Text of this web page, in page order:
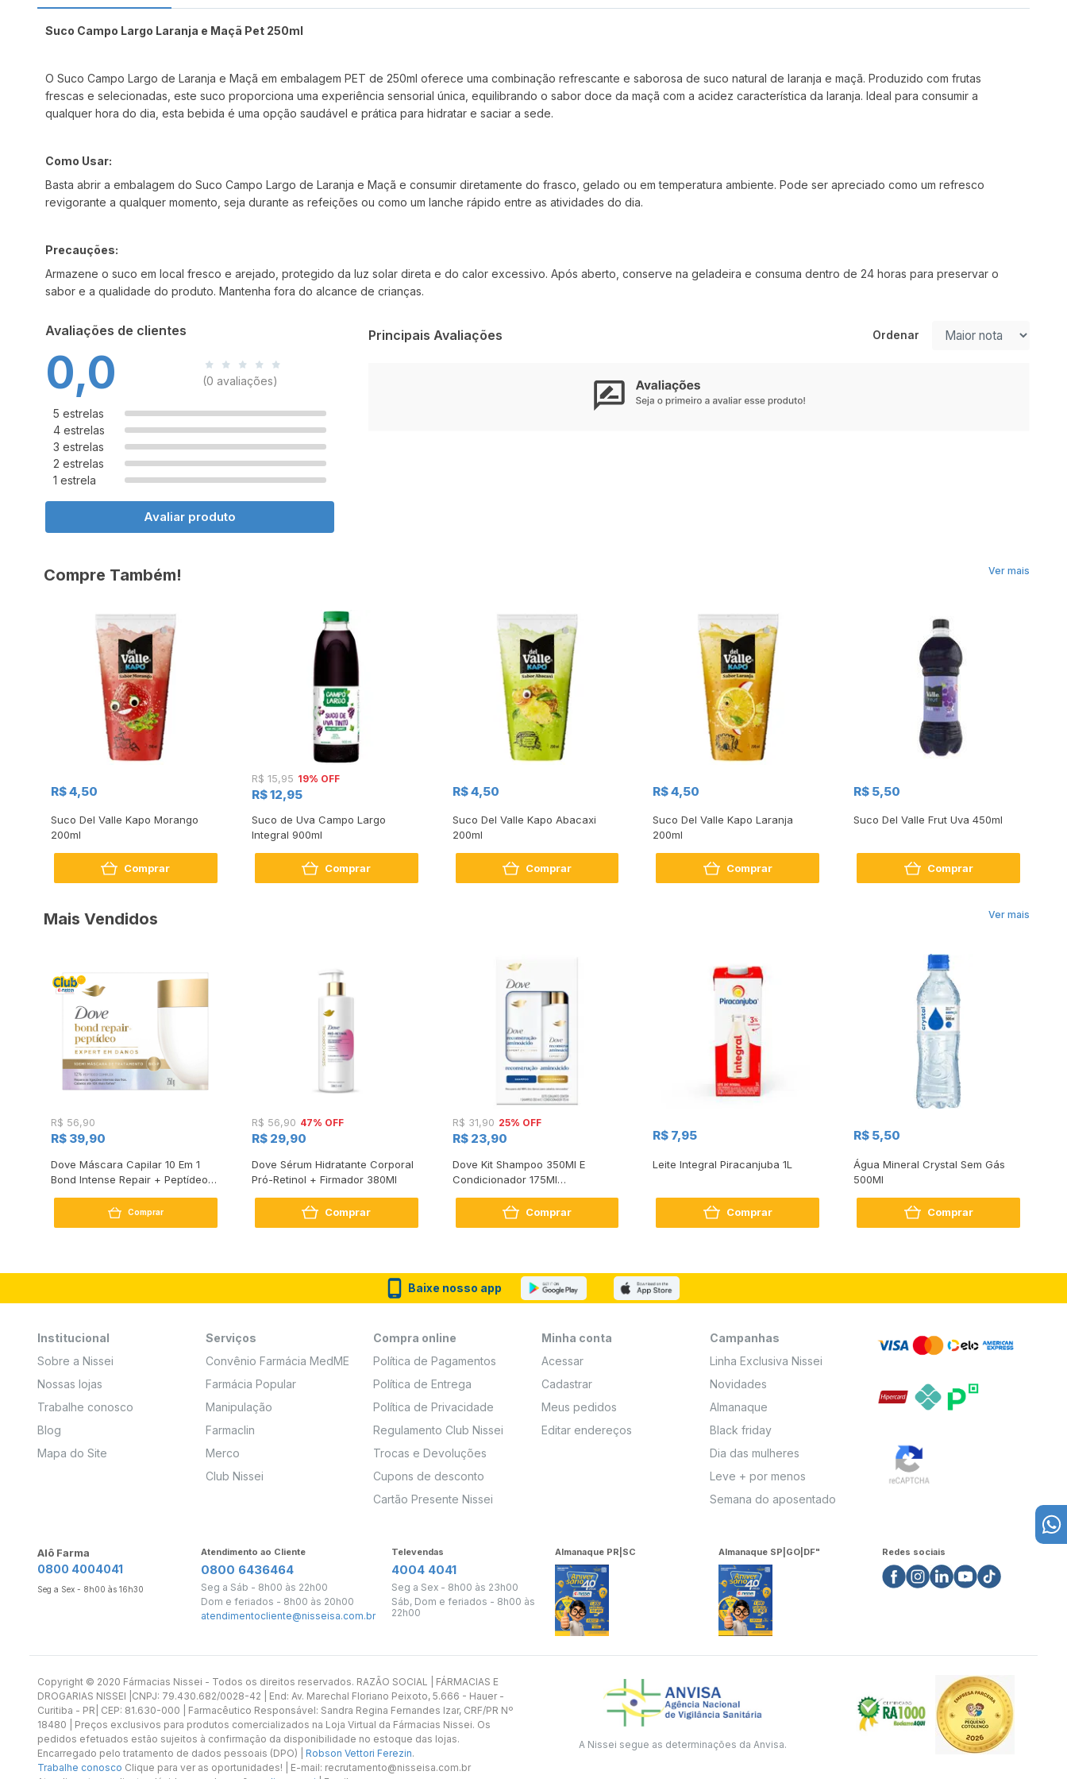
Suco Campo Largo Laranja e Maçã Pet 250ml
O Suco Campo Largo de Laranja e Maçã em embalagem PET de 250ml oferece uma combinação refrescante e saborosa de suco natural de laranja e maçã. Produzido com frutas
frescas e selecionadas, este suco proporciona uma experiência sensorial única, equilibrando o sabor doce da maçã com a acidez característica da laranja. Ideal para consumir a
qualquer hora do dia, esta bebida é uma opção saudável e prática para hidratar e saciar a sede.
Como Usar:
Basta abrir a embalagem do Suco Campo Largo de Laranja e Maçã e consumir diretamente do frasco, gelado ou em temperatura ambiente. Pode ser apreciado como um refresco
revigorante a qualquer momento, seja durante as refeições ou como um lanche rápido entre as atividades do dia.
Precauções:
Armazene o suco em local fresco e arejado, protegido da luz solar direta e do calor excessivo. Após aberto, conserve na geladeira e consuma dentro de 24 horas para preservar o
sabor e a qualidade do produto. Mantenha fora do alcance de crianças.
Avaliações de clientes
0,0 (0 avaliações)
5 estrelas
4 estrelas
3 estrelas
2 estrelas
1 estrela
Avaliar produto
Principais Avaliações Ordenar
Ver mais
Compre Também!
R$ 4,50
Suco Del Valle Kapo Morango
200ml
Comprar
R$ 15,95 19% OFF
R$ 12,95
Suco de Uva Campo Largo
Integral 900ml
Comprar
R$ 4,50
Suco Del Valle Kapo Abacaxi
200ml
Comprar
R$ 4,50
Suco Del Valle Kapo Laranja
200ml
Comprar
R$ 5,50
Suco Del Valle Frut Uva 450ml
Comprar
Ver mais
Mais Vendidos
R$ 56,90
R$ 39,90
Dove Máscara Capilar 10 Em 1
Bond Intense Repair + Peptídeo
Comprar
R$ 56,90 47% OFF
R$ 29,90
Dove Sérum Hidratante Corporal
Pró-Retinol + Firmador 380Ml
Comprar
R$ 31,90 25% OFF
R$ 23,90
Dove Kit Shampoo 350Ml E
Condicionador 175Ml
Comprar
R$ 7,95
Leite Integral Piracanjuba 1L
Comprar
R$ 5,50
Água Mineral Crystal Sem Gás
500Ml
Comprar
Baixe nosso app
Institucional
Sobre a Nissei
Nossas lojas
Trabalhe conosco
Blog
Mapa do Site
Serviços
Convênio Farmácia MedME
Farmácia Popular
Manipulação
Farmaclin
Merco
Club Nissei
Compra online
Política de Pagamentos
Política de Entrega
Política de Privacidade
Regulamento Club Nissei
Trocas e Devoluções
Cupons de desconto
Cartão Presente Nissei
Minha conta
Acessar
Cadastrar
Meus pedidos
Editar endereços
Campanhas
Linha Exclusiva Nissei
Novidades
Almanaque
Black friday
Dia das mulheres
Leve + por menos
Semana do aposentado
Alô Farma
0800 4004041
Seg a Sex - 8h00 às 16h30
Atendimento ao Cliente
0800 6436464
Seg a Sáb - 8h00 às 22h00
Dom e feriados - 8h00 às 20h00
atendimentocliente@nisseisa.com.br
Televendas
4004 4041
Seg a Sex - 8h00 às 23h00
Sáb, Dom e feriados - 8h00 às
22h00
Almanaque PR|SC Almanaque SP|GO|DF" Redes sociais
Copyright ©️ 2020 Fármacias Nissei - Todos os direitos reservados. RAZÃO SOCIAL | FÁRMACIAS E
DROGARIAS NISSEI |CNPJ: 79.430.682/0028-42 | End: Av. Marechal Floriano Peixoto, 5.666 - Hauer -
Curitiba - PR| CEP: 81.630-000 | Farmacêutico Responsável: Sandra Regina Fernandes Izar, CRF/PR Nº
18480 | Preços exclusivos para produtos comercializados na Loja Virtual da Fármacias Nissei. Os
pedidos efetuados estão sujeitos à confirmação da disponibilidade no estoque das lojas.
Encarregado pelo tratamento de dados pessoais (DPO) | Robson Vettori Ferezin.
Trabalhe conosco Clique para ver as oportunidades! | E-mail: recrutamento@nisseisa.com.br
A Nissei segue as determinações da Anvisa.